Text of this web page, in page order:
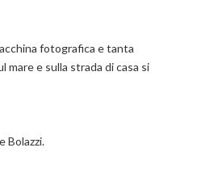
fotografica e tanta
e sulla strada di casa si
Bolazzi.